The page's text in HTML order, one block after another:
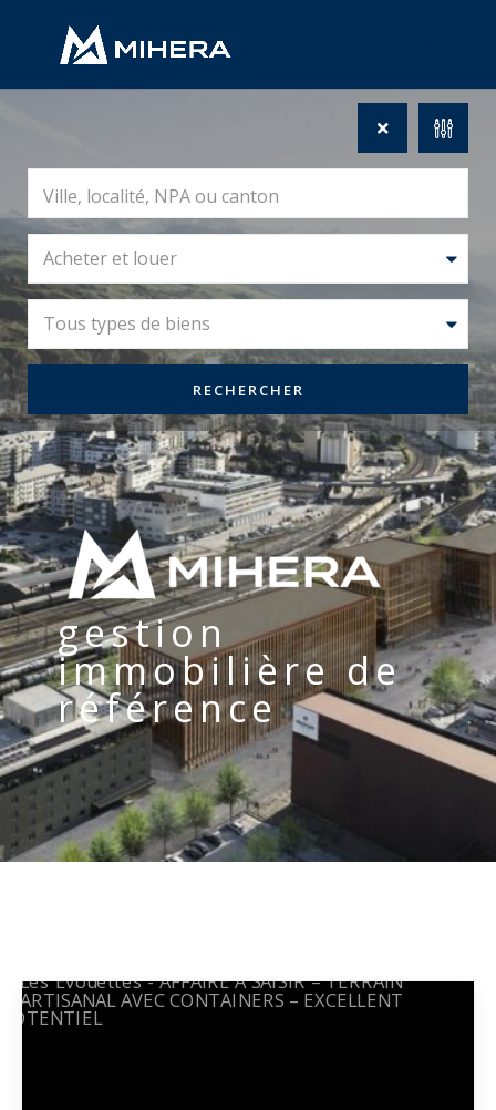
Acheter et louer
Tous types de biens
gestion
immobilière de
référence